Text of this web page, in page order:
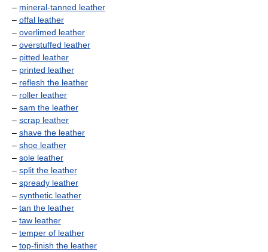
– mineral-tanned leather
– offal leather
– overlimed leather
– overstuffed leather
– pitted leather
– printed leather
– reflesh the leather
– roller leather
– sam the leather
– scrap leather
– shave the leather
– shoe leather
– sole leather
– split the leather
– spready leather
– synthetic leather
– tan the leather
– taw leather
– temper of leather
– top-finish the leather